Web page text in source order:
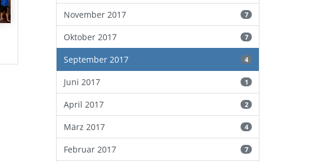
November 2017 7
Oktober 2017 7
September 2017 4
Juni 2017 1
April 2017 2
März 2017 4
Februar 2017 7